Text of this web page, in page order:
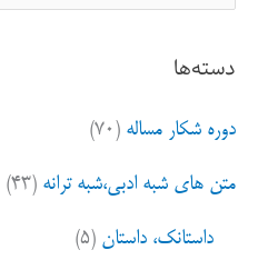
س
ج
ب
ا
دسته‌ها
دوره شکار مساله (۷۰)
متن های شبه ادبی،شبه ترانه (۴۳)
داستانک، داستان (۵)